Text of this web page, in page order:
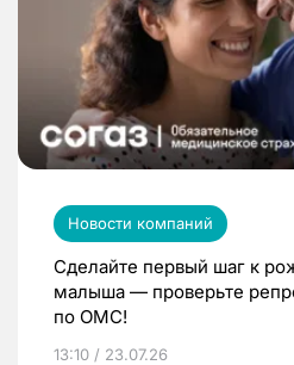
Новости компаний
Сделайте первый шаг к
малыша — проверьте
по ОМС!
13:10 / 23.07.26